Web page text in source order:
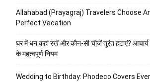
Allahabad (Prayagraj) Travelers Choose
Perfect Vacation
घर में धन कहां रखें और कौन-सी चीजें तुरंत हटाएं? आचार्य
के महत्वपूर्ण नियम
Wedding to Birthday: Phodeco Covers